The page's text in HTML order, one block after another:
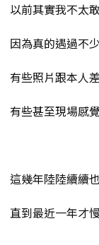
以前其實我不太
因為真的遇過不
有些照片跟本人
有些甚至現場感
這幾年陸陸續續
直到最近一年才